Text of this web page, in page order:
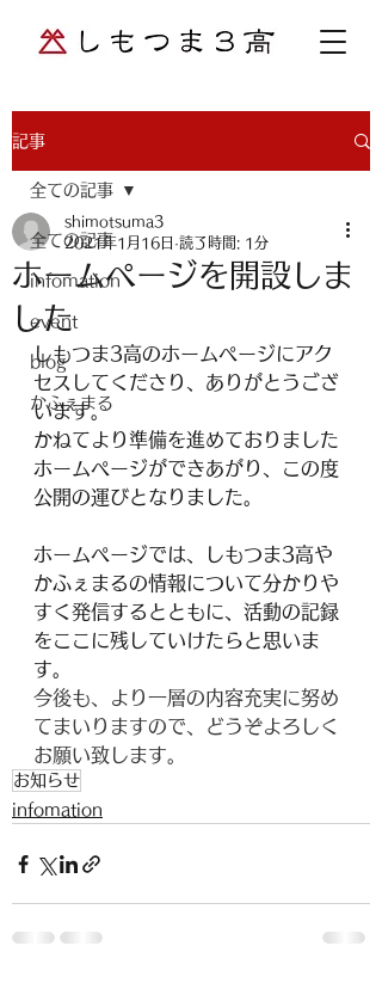
記事
全ての記事
infomation
event
blog
かふぇまる
全ての記事
ホームページを開設しま
した
shimotsuma3
2021年1月16日 読了時間: 1分
しもつま3高のホームページにアク
セスしてくださり、ありがとうござ
います。
かねてより準備を進めておりました
ホームページができあがり、この度
公開の運びとなりました。
ホームページでは、しもつま3高や
かふぇまるの情報について分かりや
すく発信するとともに、活動の記録
をここに残していけたらと思いま
す。
今後も、より一層の内容充実に努め
てまいりますので、どうぞよろしく
お願い致します。
お知らせ
infomation